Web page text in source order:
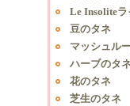
Le Insoliteラ
豆のタネ
マッシュル
ハーブのタネ
花のタネ
芝生のタネ